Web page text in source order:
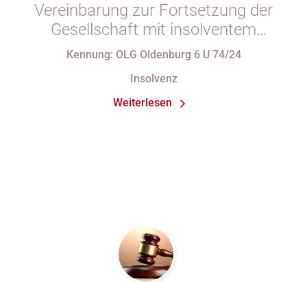
Vereinbarung zur Fortsetzung der
Gesellschaft mit insolventem
Gesellschafter in Gesellschaftsvertrag
Kennung: OLG Oldenburg 6 U 74/24
Insolvenz
Weiterlesen